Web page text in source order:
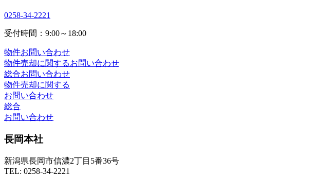
0258-34-2221
受付時間：9:00～18:00
物件お問い合わせ
物件売却に関するお問い合わせ
総合お問い合わせ
物件売却に関する
お問い合わせ
総合
お問い合わせ
長岡本社
新潟県長岡市信濃2丁目5番36号
TEL: 0258-34-2221